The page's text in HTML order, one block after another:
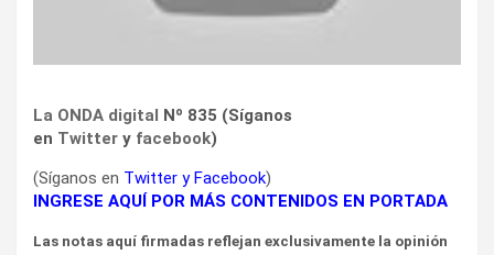
La ONDA digital Nº 835 (Síganos
en Twitter y facebook)
(Síganos en Twitter yFacebook)
INGRESE AQUÍ POR MÁS CONTENIDOS EN PORTADA
Las notas aquí firmadas reflejan exclusivamente la opinión